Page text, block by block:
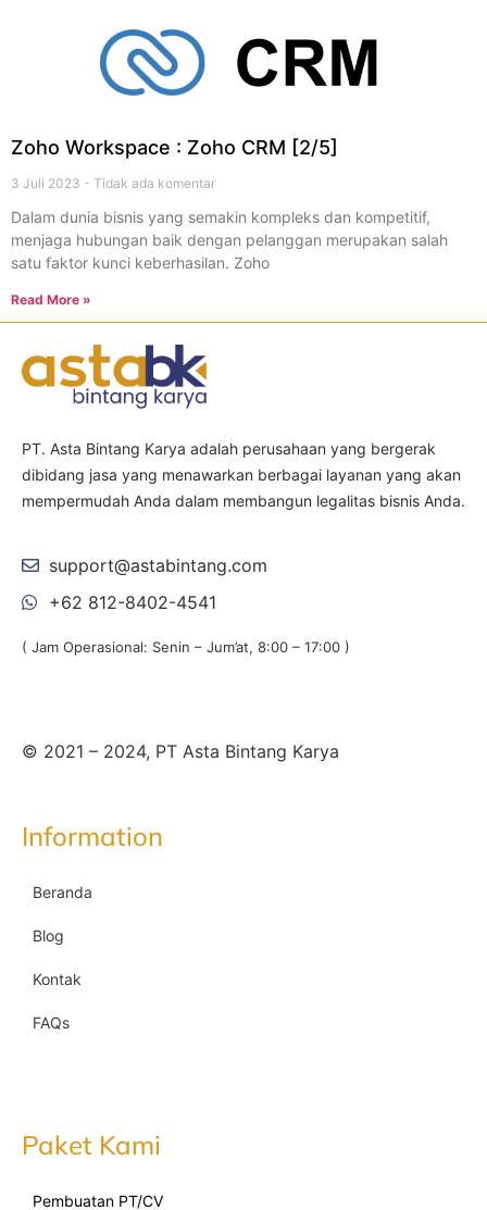
Zoho Workspace : Zoho CRM [2/5]
3 Juli 2023 Tidak ada komentar
Dalam dunia bisnis yang semakin kompleks dan kompetitif,
menjaga hubungan baik dengan pelanggan merupakan salah
satu faktor kunci keberhasilan. Zoho
Read More »
PT. Asta Bintang Karya adalah perusahaan yang bergerak
dibidang jasa yang menawarkan berbagai layanan yang akan
mempermudah Anda dalam membangun legalitas bisnis Anda.
support@astabintang.com
+62 812-8402-4541
( Jam Operasional: Senin – Jum’at, 8:00 – 17:00 )
© 2021 – 2024, PT Asta Bintang Karya
Information
Beranda
Blog
Kontak
FAQs
Paket Kami
Pembuatan PT/CV